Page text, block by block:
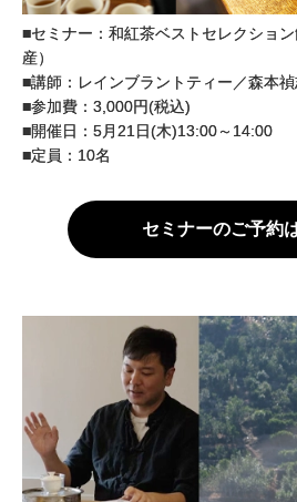
■セミナー：和紅茶ベストセレクショ
産）
■講師：レインブラントティー／森本
■参加費：3,000円(税込)
■開催日：5月21日(木)13:00～14:00
■定員：10名
セミナーのご予約